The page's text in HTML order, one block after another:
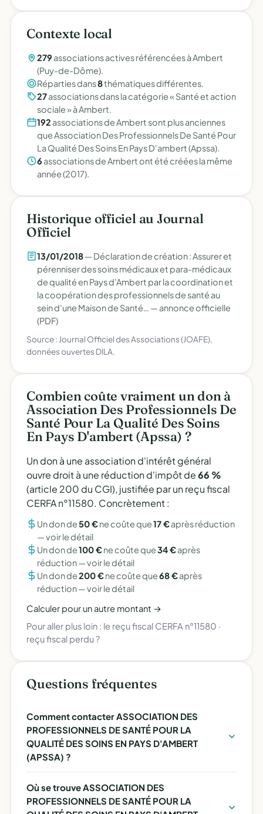
Contexte local
279 associations actives référencées à Ambert
(Puy-de-Dôme).
Réparties dans8thématiques différentes.
27associations dans la catégorie « Santé et action
sociale » à Ambert.
192 associations de Ambert sont plus anciennes
que Association Des Professionnels De Santé Pour
La Qualité Des Soins En Pays D'ambert (Apssa).
6 associations de Ambert ont été créées la même
année (2017).
Historique officiel au Journal
Officiel
13/01/2018— Déclaration de création : Assurer et
pérenniser des soins médicaux et para-médicaux
de qualité en Pays d'Ambert par la coordination et
la coopération des professionnels de santé au
sein d'une Maison de Santé… — annonce officielle
(PDF)
Source : Journal Officiel des Associations (JOAFE),
données ouvertes DILA.
Combien coûte vraiment un don à
Association Des Professionnels De
Santé Pour La Qualité Des Soins
En Pays D'ambert (Apssa) ?
Un don à une association d'intérêt général
ouvre droit à une réduction d'impôt de66 %
(article 200 du CGI), justifiée par un reçu fiscal
CERFA n°11580. Concrètement :
Un don de50 €ne coûte que17 €après réduction
—voir le détail
Un don de100 €ne coûte que34 €après
réduction —voir le détail
Un don de200 €ne coûte que68 €après
réduction —voir le détail
Calculer pour un autre montant →
Pour aller plus loin : le reçu fiscal CERFA n°11580 ·
reçu fiscal perdu ?
Questions fréquentes
Comment contacter ASSOCIATION DES
PROFESSIONNELS DE SANTÉ POUR LA
QUALITÉ DES SOINS EN PAYS D'AMBERT
(APSSA) ?
Où se trouve ASSOCIATION DES
PROFESSIONNELS DE SANTÉ POUR LA